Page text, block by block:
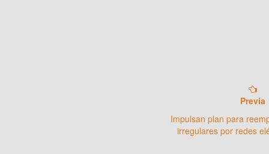
Previa
Impulsan plan para
irregulares por redes